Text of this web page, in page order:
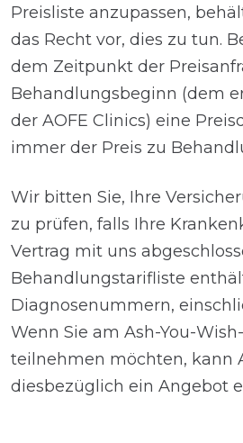
Preisliste anzupassen,
das Recht vor, dies zu tun.
dem Zeitpunkt der
Behandlungsbeginn (dem
der AOFE Clinics) eine
immer der Preis zu
Wir bitten Sie, Ihre
zu prüfen, falls Ihre
Vertrag mit uns
Behandlungstarifliste
Diagnosenummern,
Wenn Sie am Ash-You-
teilnehmen möchten, kann
diesbezüglich ein Angebot